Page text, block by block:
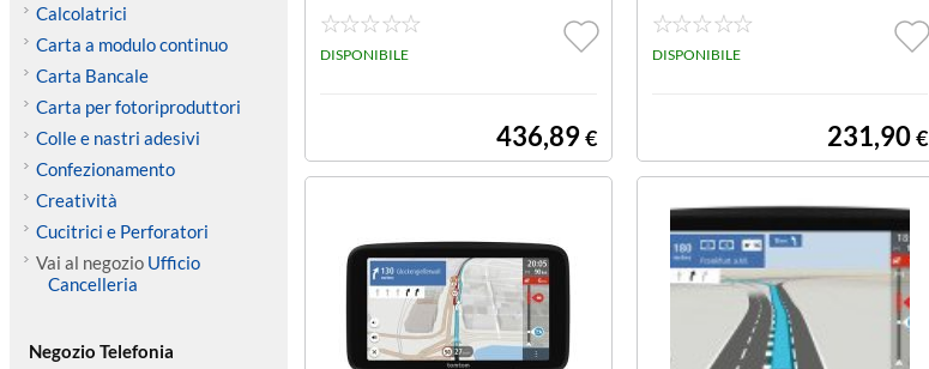
Calcolatrici
Carta a modulo continuo
Carta Bancale
Carta per fotoriproduttori
Colle e nastri adesivi
Confezionamento
Creatività
Cucitrici e Perforatori
Vai al negozio Ufficio
Cancelleria
Negozio Telefonia
DISPONIBILE
436,89€
DISPONIBILE
231,90€